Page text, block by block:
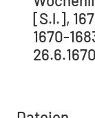
[S.l.],
1670-
26.6.1670